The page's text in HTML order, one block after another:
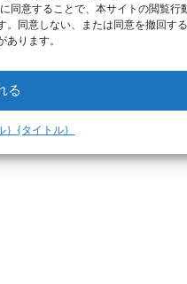
同意することで、本サイトの閲覧行
。同意しない、または同意を撤回する
ります。
る
｝{タイトル｝